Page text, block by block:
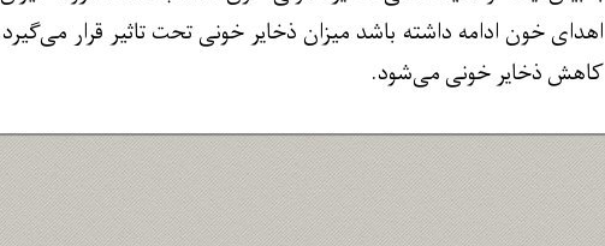
اهدای خون ادامه داشته باشد میزان ذخایر خونی تحت تاثیر قرار
کاهش ذخایر خونی می‌شود.